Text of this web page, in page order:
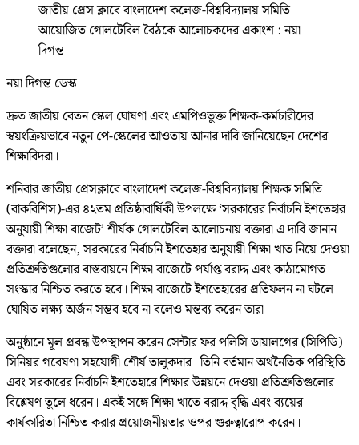
জাতীয় প্রেস ক্লাবে বাংলাদেশ কলেজ-বিশ্ববিদ্যালয় সমিতি
আয়োজিত গোলটেবিল বৈঠকে আলোচকদের একাংশ : নয়া
দিগন্ত
নয়া দিগন্ত ডেস্ক
দ্রুত জাতীয় বেতন স্কেল ঘোষণা এবং এমপিওভুক্ত শিক্ষক-কর্মচারীদের
স্বয়ংক্রিয়ভাবে নতুন পে-স্কেলের আওতায় আনার দাবি জানিয়েছেন দেশের
শিক্ষাবিদরা।
শনিবার জাতীয় প্রেসক্লাবে বাংলাদেশ কলেজ-বিশ্ববিদ্যালয় শিক্ষক সমিতি
(বাকবিশিস)-এর ৪২তম প্রতিষ্ঠাবার্ষিকী উপলক্ষে ‘সরকারের নির্বাচনি ইশতেহার
অনুযায়ী শিক্ষা বাজেট’ শীর্ষক গোলটেবিল আলোচনায় বক্তারা এ দাবি জানান।
বক্তারা বলেছেন, সরকারের নির্বাচনি ইশতেহার অনুযায়ী শিক্ষা খাত নিয়ে দেওয়া
প্রতিশ্রুতিগুলোর বাস্তবায়নে শিক্ষা বাজেটে পর্যাপ্ত বরাদ্দ এবং কাঠামোগত
সংস্কার নিশ্চিত করতে হবে। শিক্ষা বাজেটে ইশতেহারের প্রতিফলন না ঘটলে
ঘোষিত লক্ষ্য অর্জন সম্ভব হবে না বলেও মন্তব্য করেন তারা।
অনুষ্ঠানে মূল প্রবন্ধ উপস্থাপন করেন সেন্টার ফর পলিসি ডায়ালগের (সিপিডি)
সিনিয়র গবেষণা সহযোগী শৌর্য তালুকদার। তিনি বর্তমান অর্থনৈতিক পরিস্থিতি
এবং সরকারের নির্বাচনি ইশতেহারে শিক্ষার উন্নয়নে দেওয়া প্রতিশ্রুতিগুলোর
বিশ্লেষণ তুলে ধরেন। একই সঙ্গে শিক্ষা খাতে বরাদ্দ বৃদ্ধি এবং ব্যয়ের
কার্যকারিতা নিশ্চিত করার প্রয়োজনীয়তার ওপর গুরুত্বারোপ করেন।